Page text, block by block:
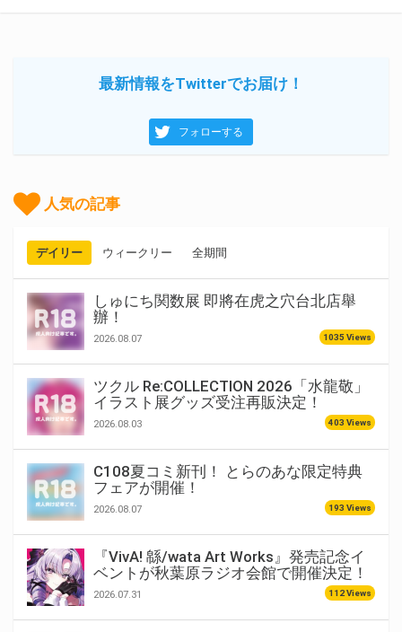
最新情報をTwitterでお届け！
フォローする
人気の記事
デイリー ウィークリー 全期間
しゅにち関数展 即將在虎之穴台北店舉
辦！
2026.08.07 1035 Views
ツクル Re:COLLECTION 2026「水龍敬」
イラスト展グッズ受注再販決定！
2026.08.03 403 Views
C108夏コミ新刊！ とらのあな限定特典
フェアが開催！
2026.08.07 193 Views
『VivA! 緜/wata Art Works』発売記念イ
ベントが秋葉原ラジオ会館で開催決定！
2026.07.31 112 Views